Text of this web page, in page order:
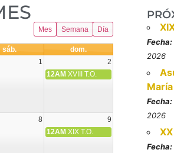
Mes Semana Día
sáb.
dom.
1
2
12AM XVIII T.O.
8
9
y Fernando Español, presbítero, mártires (MO)
12AM XIX T.O.
Fecha:
2026
María
Fecha:
2026
Fecha: